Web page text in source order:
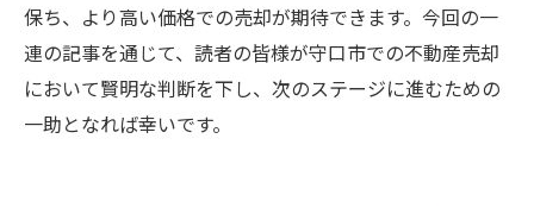
保ち、より高い価格での売却が期待できます。今回の一
連の記事を通じて、読者の皆様が守口市での不動産売却
において賢明な判断を下し、次のステージに進むための
一助となれば幸いです。